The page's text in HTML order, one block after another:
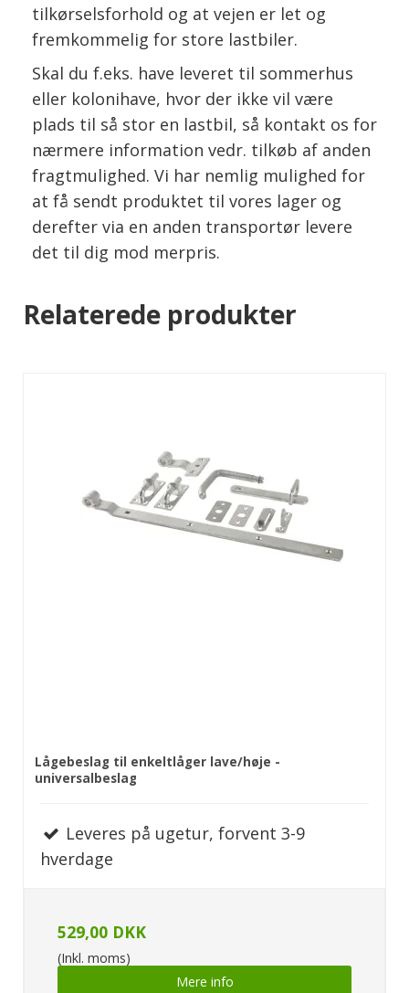
tilkørselsforhold og at vejen er let og
fremkommelig for store lastbiler.
Skal du f.eks. have leveret til sommerhus
eller kolonihave, hvor der ikke vil være
plads til så stor en lastbil, så kontakt os for
nærmere information vedr. tilkøb af anden
fragtmulighed. Vi har nemlig mulighed for
at få sendt produktet til vores lager og
derefter via en anden transportør levere
det til dig mod merpris.
Relaterede produkter
Lågebeslag til enkeltlåger lave/høje -
universalbeslag
Leveres på ugetur, forvent 3-9
hverdage
529,00 DKK
(Inkl. moms)
Mere info